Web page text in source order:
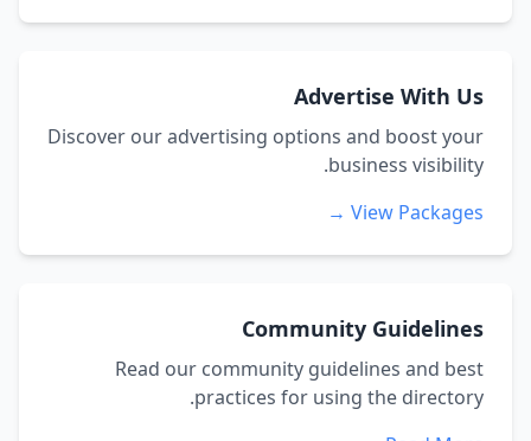
Advertise With Us
Discover our advertising options and boost your
business visibility.
View Packages →
Community Guidelines
Read our community guidelines and best
practices for using the directory.